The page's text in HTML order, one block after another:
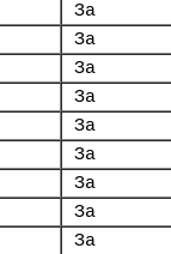
За
За
За
За
За
За
За
За
За